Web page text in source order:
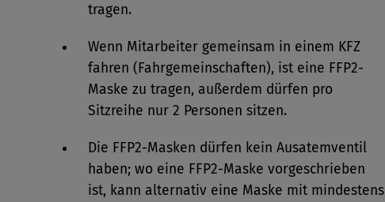
tragen.
Wenn Mitarbeiter gemeinsam in einem KFZ
fahren (Fahrgemeinschaften), ist eine FFP2-
Maske zu tragen, außerdem dürfen pro
Sitzreihe nur 2 Personen sitzen.
Die FFP2-Masken dürfen kein Ausatemventil
haben; wo eine FFP2-­Maske vorgeschrieben
ist, kann alternativ eine Maske mit mindestens